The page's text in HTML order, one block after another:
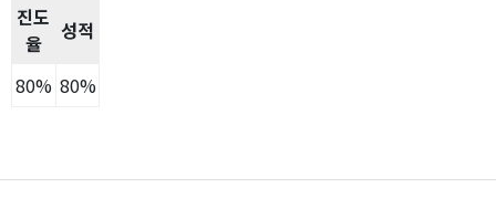
이수 기준 표
진도
율
성적
80% 80%